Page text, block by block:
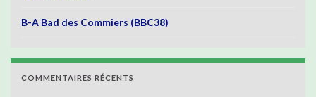
B-A Bad des Commiers (BBC38)
COMMENTAIRES RÉCENTS